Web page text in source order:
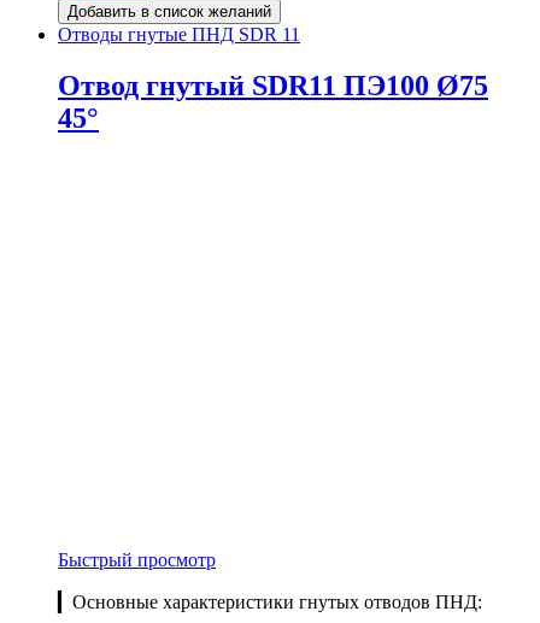
Добавить в список желаний
Отводы гнутые ПНД SDR 11
Отвод гнутый SDR11 ПЭ100 Ø75
45°
Быстрый просмотр
▎Основные характеристики гнутых отводов ПНД: